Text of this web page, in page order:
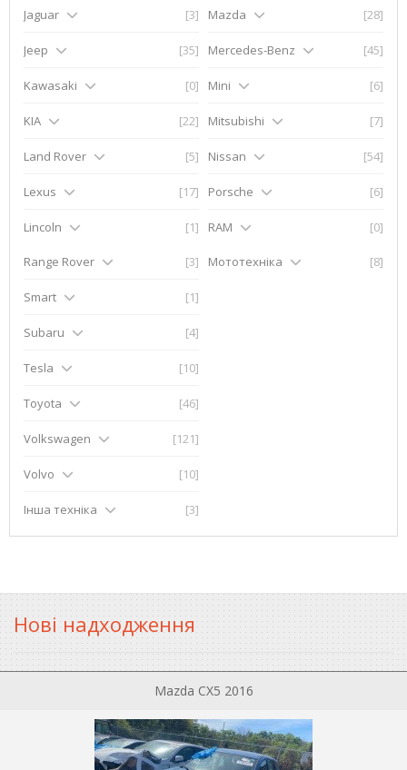
Jaguar [3]
Jeep [35]
Kawasaki [0]
KIA [22]
Land Rover [5]
Lexus [17]
Lincoln [1]
Mazda [28]
Mercedes-Benz [45]
Mini [6]
Mitsubishi [7]
Nissan [54]
Porsche [6]
RAM [0]
Range Rover [3]
Smart [1]
Subaru [4]
Tesla [10]
Toyota [46]
Volkswagen [121]
Volvo [10]
Інша техніка [3]
Мототехніка [8]
Нові надходження
Mazda CX5 2016